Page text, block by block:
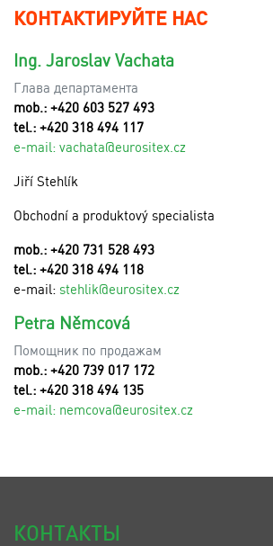
КОНТАКТИРУЙТЕ НАС
Ing. Jaroslav Vachata
Глава департамента
mob.: +420 603 527 493
tel.: +420 318 494 117
e-mail: vachata@eurositex.cz
Jiří Stehlík
Obchodní a produktový specialista
mob.: +420 731 528 493
tel.: +420 318 494 118
e-mail: stehlik@eurositex.cz
Petra Němcová
Помощник по продажам
mob.: +420 739 017 172
tel.: +420 318 494 135
e-mail: nemcova@eurositex.cz
КОНТАКТЫ